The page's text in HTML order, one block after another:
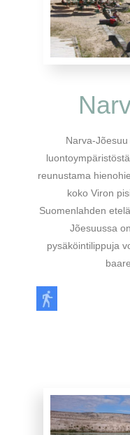
Narva-
reunustama
koko Viron
Suomenlahden
Jõesuussa
pysäköintilippuja